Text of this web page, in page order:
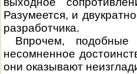
Разумеется, и
разработчика.
Впрочем,
несомненное
они оказывают